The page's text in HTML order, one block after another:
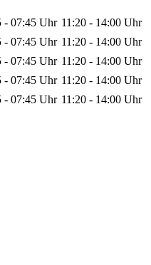
- 07:45 Uhr 11:20 - 14:00 Uhr
- 07:45 Uhr 11:20 - 14:00 Uhr
- 07:45 Uhr 11:20 - 14:00 Uhr
- 07:45 Uhr 11:20 - 14:00 Uhr
- 07:45 Uhr 11:20 - 14:00 Uhr